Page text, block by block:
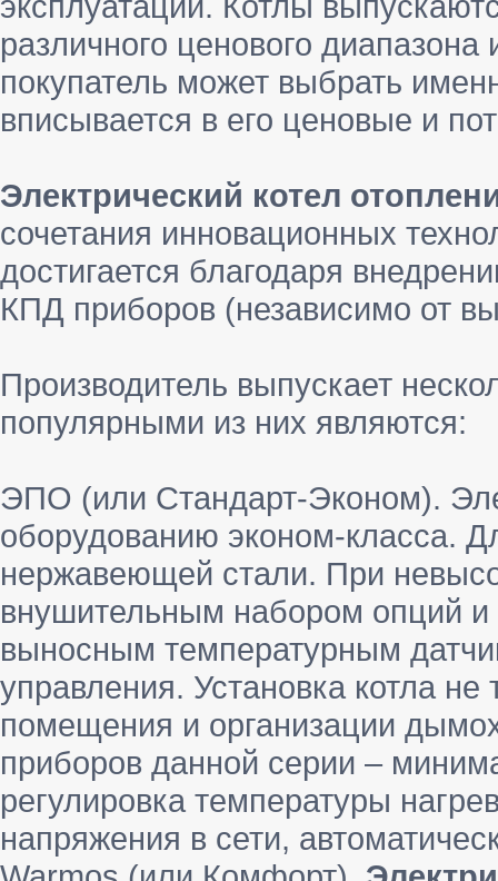
различного ценового
покупатель может выбрать
вписывается в его ценовые и
Электрический котел
сочетания инновационных
достигается благодаря
КПД приборов (независимо от
Производитель выпускает
популярными из них являются:
ЭПО (или Стандарт-Эконом).
оборудованию эконом-класса.
нержавеющей стали. При
внушительным набором опций
выносным температурным
управления. Установка котла
помещения и организации
приборов данной серии –
регулировка температуры
напряжения в сети,